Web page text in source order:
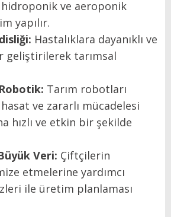
hidroponik ve aeroponik
yapılır.
Hastalıklara dayanıklı ve
geliştirilerek tarımsal
Tarım robotları
ve zararlı mücadelesi
hızlı ve etkin bir şekilde
Veri: Çiftçilerin
etmelerine yardımcı
ile üretim planlaması